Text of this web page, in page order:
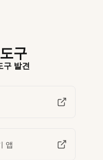
구
구 발견
앱